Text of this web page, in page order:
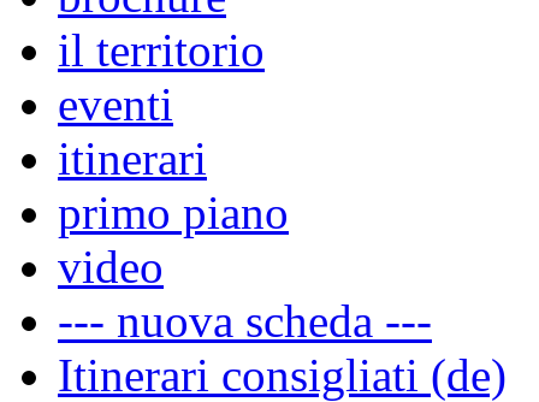
il territorio
eventi
itinerari
primo piano
video
--- nuova scheda ---
Itinerari consigliati (de)